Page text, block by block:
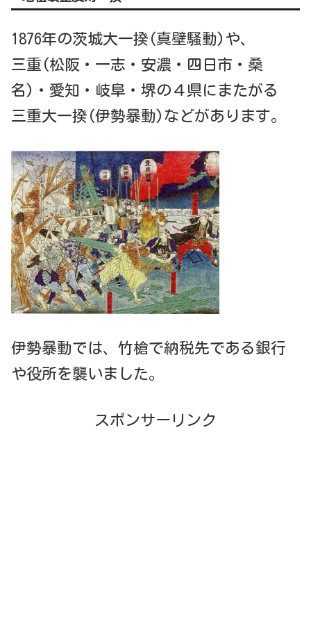
1876年の茨城大一揆(真壁騒動)や、
三重(松阪・一志・安濃・四日市・桑
名)・愛知・岐阜・堺の４県にまたがる
三重大一揆(伊勢暴動)などがあります。
伊勢暴動では、竹槍で納税先である銀行
や役所を襲いました。
スポンサーリンク